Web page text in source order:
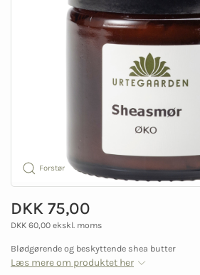
Forstør
DKK 75,00
DKK 60,00 ekskl. moms
Blødgørende og beskyttende shea butter
Læs mere om produktet her